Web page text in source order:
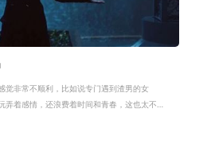
觉非常不顺利，比如说专门遇到渣男的女
弄着感情，还浪费着时间和青春，这也太不